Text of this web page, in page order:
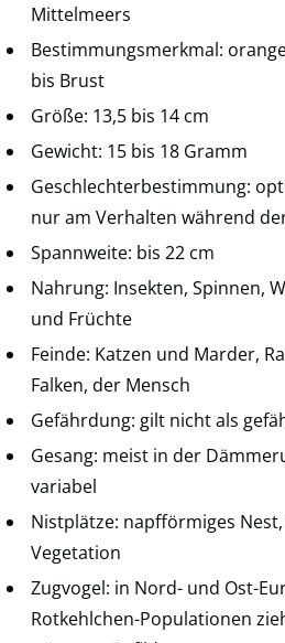
Mittelmeers
Bestimmungsmerkmal:
bis Brust
Größe: 13,5 bis 14 cm
Gewicht: 15 bis 18 Gramm
Geschlechterbestimmung:
nur am Verhalten während
Spannweite: bis 22 cm
Nahrung: Insekten, Spinnen,
und Früchte
Feinde: Katzen und Marder,
Falken, der Mensch
Gefährdung: gilt nicht als
Gesang: meist in der
variabel
Nistplätze: napfförmiges
Vegetation
Zugvogel: in Nord- und Ost-
Rotkehlchen-Populationen